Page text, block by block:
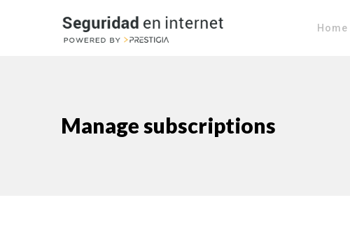
Home
Manage subscriptions